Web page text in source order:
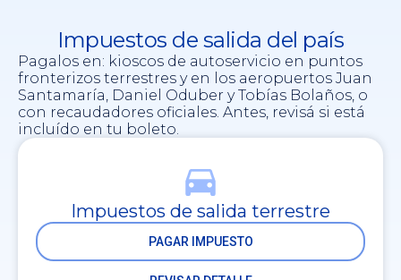
Impuestos de salida del país
Pagalos en: kioscos de autoservicio en puntos
fronterizos terrestres y en los aeropuertos Juan
Santamaría, Daniel Oduber y Tobías Bolaños, o
con recaudadores oficiales. Antes, revisá si está
incluído en tu boleto.
Impuestos de salida terrestre
PAGAR IMPUESTO